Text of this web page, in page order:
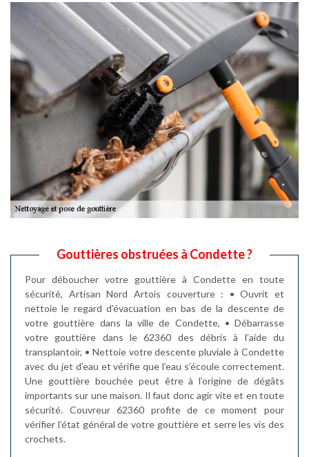
Gouttières obstruées à Condette ?
Pour déboucher votre gouttière à Condette en toute
sécurité, Artisan Nord Artois couverture : • Ouvrit et
nettoie le regard d’évacuation en bas de la descente de
votre gouttière dans la ville de Condette, • Débarrasse
votre gouttière dans le 62360 des débris à l’aide du
transplantoir, • Nettoie votre descente pluviale à Condette
avec du jet d’eau et vérifie que l’eau s’écoule correctement.
Une gouttière bouchée peut être à l’origine de dégâts
importants sur une maison. Il faut donc agir vite et en toute
sécurité. Couvreur 62360 profite de ce moment pour
vérifier l’état général de votre gouttière et serre les vis des
crochets.